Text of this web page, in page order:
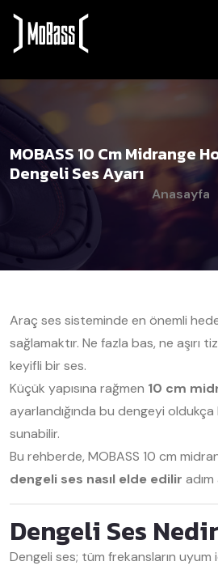
MOBASS 10 Cm Midrange
Dengeli Ses Ayarı
Anasayfa
Araç ses sisteminde en önemli
sağlamaktır. Ne fazla bas, ne aşırı
keyifli bir ses.
Küçük yapısına rağmen 10 cm
ayarlandığında bu dengeyi oldukça
sunabilir.
Bu rehberde, MOBASS 10 cm
dengeli ses nasıl elde edilir
Dengeli Ses
Dengeli ses; tüm frekansların uyum